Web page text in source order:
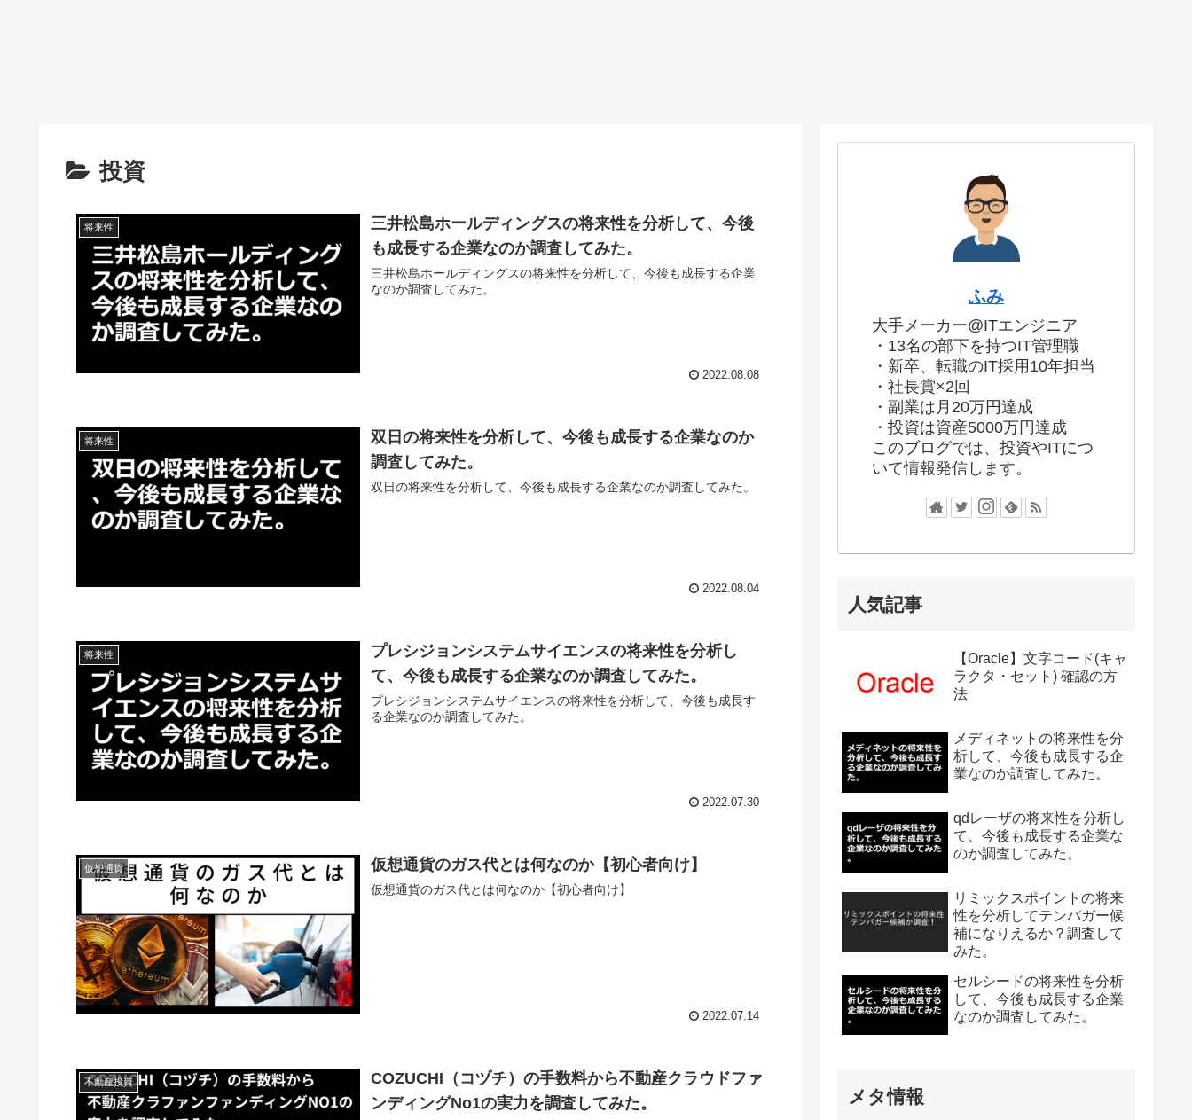
投資
将来性
三井松島ホールディングスの将来性を分析して、今後
も成長する企業なのか調査してみた。
三井松島ホールディングスの将来性を分析して、今後も成長する企業
なのか調査してみた。
2022.08.08
将来性
双日の将来性を分析して、今後も成長する企業なのか
調査してみた。
双日の将来性を分析して、今後も成長する企業なのか調査してみた。
2022.08.04
将来性
プレシジョンシステムサイエンスの将来性を分析し
て、今後も成長する企業なのか調査してみた。
プレシジョンシステムサイエンスの将来性を分析して、今後も成長す
る企業なのか調査してみた。
2022.07.30
仮想通貨 仮想通貨のガス代とは何なのか【初心者向け】
仮想通貨のガス代とは何なのか【初心者向け】
2022.07.14
不動産投資
COZUCHI（コヅチ）の手数料から不動産クラウドファ
ンディングNo1の実力を調査してみた。
ふみ
大手メーカー@ITエンジニア
・13名の部下を持つIT管理職
・新卒、転職のIT採用10年担当
・社長賞×2回
・副業は月20万円達成
・投資は資産5000万円達成
このブログでは、投資やITにつ
いて情報発信します。
人気記事
【Oracle】文字コード(キャ
ラクタ・セット) 確認の方
法
メディネットの将来性を分
析して、今後も成長する企
業なのか調査してみた。
qdレーザの将来性を分析し
て、今後も成長する企業な
のか調査してみた。
リミックスポイントの将来
性を分析してテンバガー候
補になりえるか？調査して
みた。
セルシードの将来性を分析
して、今後も成長する企業
なのか調査してみた。
メタ情報